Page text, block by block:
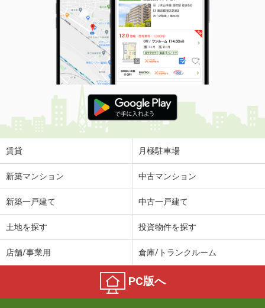
賃貸 月極駐車場
新築マンション 中古マンション
新築一戸建て 中古一戸建て
土地を探す 投資物件を探す
店舗/事業用 倉庫/トランクルーム
PC版へ